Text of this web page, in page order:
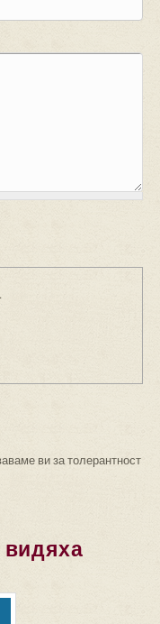
ви за толерантност
видяха